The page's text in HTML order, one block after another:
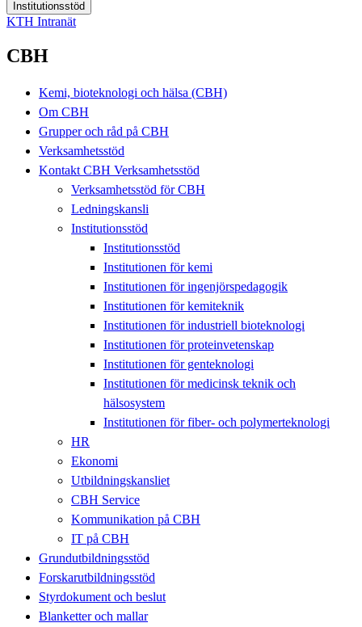
Institutionsstöd
KTH Intranät
CBH
Kemi, bioteknologi och hälsa (CBH)
Om CBH
Grupper och råd på CBH
Verksamhetsstöd
Kontakt CBH Verksamhetsstöd
Verksamhetsstöd för CBH
Ledningskansli
Institutionsstöd
Institutionsstöd
Institutionen för kemi
Institutionen för ingenjörspedagogik
Institutionen för kemiteknik
Institutionen för industriell bioteknologi
Institutionen för proteinvetenskap
Institutionen för genteknologi
Institutionen för medicinsk teknik och
hälsosystem
Institutionen för fiber- och polymerteknologi
HR
Ekonomi
Utbildningskansliet
CBH Service
Kommunikation på CBH
IT på CBH
Grundutbildningsstöd
Forskarutbildningsstöd
Styrdokument och beslut
Blanketter och mallar